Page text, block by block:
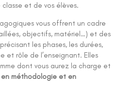
et de vos élèves.
vous offrent un cadre
objectifs, matériel…) et des
les phases, les durées,
et rôle de l’enseignant. Elles
dont vous aurez la charge et
méthodologie et en